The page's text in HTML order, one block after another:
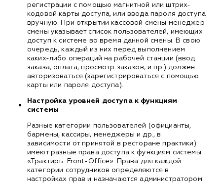
регистрации с помощью магнитной или штрих-
кодовой карты доступа, или ввода пароля доступа
вручную. При открытии кассовой смены менеджер
смены указывает список пользователей, имеющих
доступ к системе во время данной смены. В свою
очередь, каждый из них перед выполнением
каких-либо операций на рабочей станции (ввод
заказа, оплата, просмотр заказов, и пр.) должен
авторизоваться (зарегистрироваться с помощью
карты или пароля доступа).
Настройка уровней доступа к функциям
системы
Разные категории пользователей (официанты,
бармены, кассиры, менеджеры и др., в
зависимости от принятой в ресторане практики)
имеют разные права доступа к функциям системы
«Трактиръ: Front-Office». Права для каждой
категории сотрудников определяются в
настройках прав и назначаются администратором